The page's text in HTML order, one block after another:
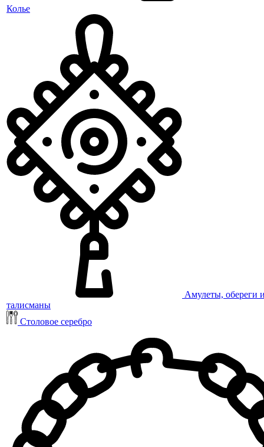
Колье
Амулеты, обереги
талисманы
Столовое серебро